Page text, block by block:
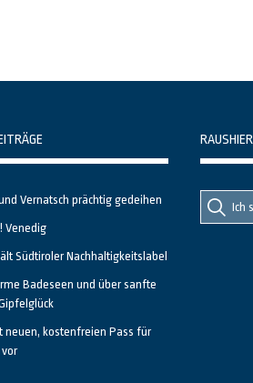
Vernatsch prächtig gedeihen
Venedig
Südtiroler Nachhaltigkeitslabel
Badeseen und über sanfte
neuen, kostenfreien Pass für
Suche
nach::
Suche
nach: